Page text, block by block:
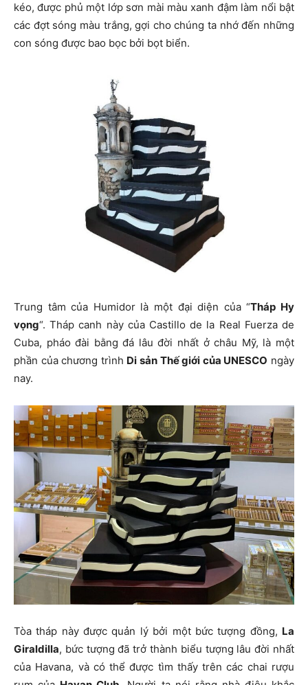
kéo, được phủ một lớp sơn mài màu xanh đậm làm nổi bật
các đợt sóng màu trắng, gợi cho chúng ta nhớ đến những
con sóng được bao bọc bởi bọt biển.
Trung tâm của Humidor là một đại diện của “Tháp Hy
vọng“. Tháp canh này của Castillo de la Real Fuerza de
Cuba, pháo đài bằng đá lâu đời nhất ở châu Mỹ, là một
phần của chương trình Di sản Thế giới của UNESCO ngày
nay.
Tòa tháp này được quản lý bởi một bức tượng đồng, La
Giraldilla, bức tượng đã trở thành biểu tượng lâu đời nhất
của Havana, và có thể được tìm thấy trên các chai rượu